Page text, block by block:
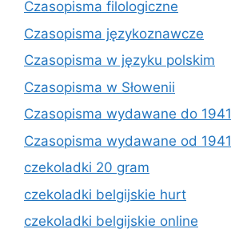
Czasopisma filologiczne
Czasopisma językoznawcze
Czasopisma w języku polskim
Czasopisma w Słowenii
Czasopisma wydawane do 1941
Czasopisma wydawane od 1941
czekoladki 20 gram
czekoladki belgijskie hurt
czekoladki belgijskie online